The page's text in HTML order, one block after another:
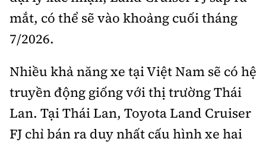
mắt, có thể sẽ vào khoảng cuối tháng
7/2026.
Nhiều khả năng xe tại Việt Nam sẽ có hệ
truyền động giống với thị trường Thái
Lan. Tại Thái Lan, Toyota Land Cruiser
FJ chỉ bán ra duy nhất cấu hình xe hai